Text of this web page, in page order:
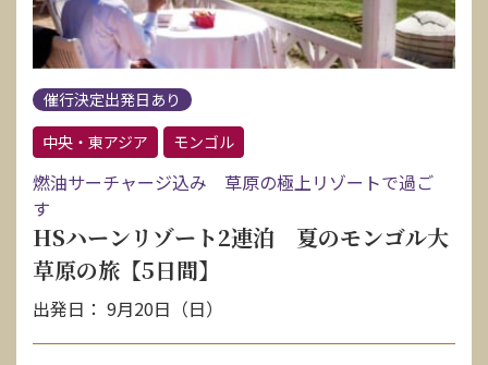
催行決定出発日あり
中央・東アジア
モンゴル
燃油サーチャージ込み 草原の極上リゾートで過ご
す
HSハーンリゾート2連泊 夏のモンゴル大
草原の旅【5日間】
出発日： 9月20日（日）